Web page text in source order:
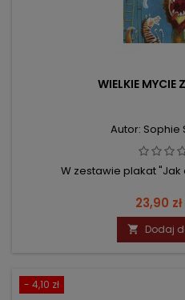
WIELKIE MYCIE
Autor: Sophie
W zestawie plakat
Cena
23,90 zł
 Dodaj
- 4,10 zł